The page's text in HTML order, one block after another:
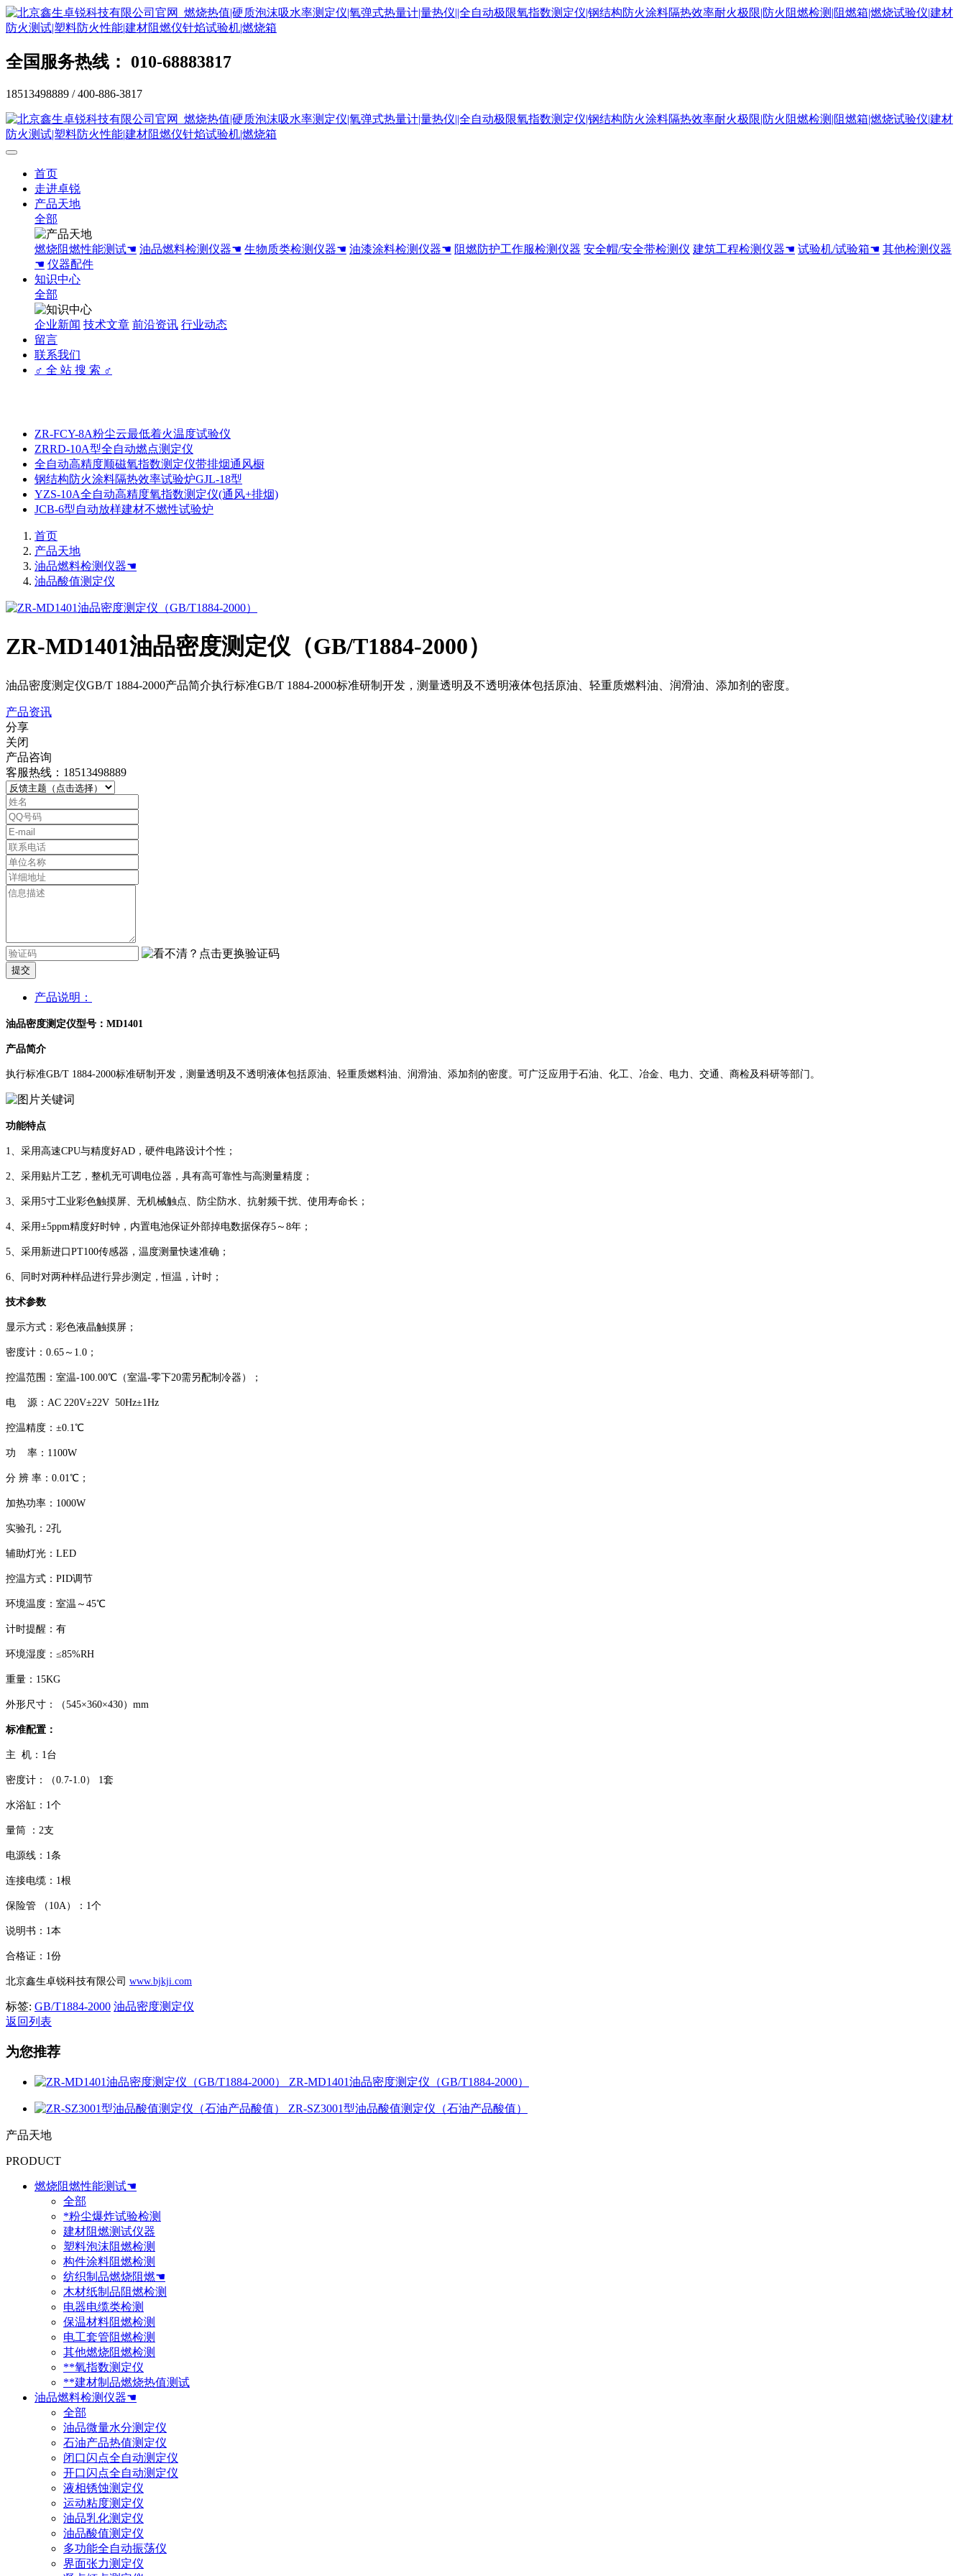
全国服务热线： 010-68883817
18513498889 / 400-886-3817
首页
走进卓锐
产品天地
全部
燃烧阻燃性能测试☚ 油品燃料检测仪器☚ 生物质类检测仪器☚ 油漆涂料检测仪器☚ 阻燃防护工作服检测仪器 安全帽/安全带检测仪 建筑工程检测仪器☚ 试验机/试验箱☚ 其他检测仪器
☚ 仪器配件
知识中心
全部
企业新闻 技术文章 前沿资讯 行业动态
留言
联系我们
♂ 全 站 搜 索 ♂
ZR-FCY-8A粉尘云最低着火温度试验仪
ZRRD-10A型全自动燃点测定仪
全自动高精度顺磁氧指数测定仪带排烟通风橱
钢结构防火涂料隔热效率试验炉GJL-18型
YZS-10A全自动高精度氧指数测定仪(通风+排烟)
JCB-6型自动放样建材不燃性试验炉
首页
产品天地
油品燃料检测仪器☚
油品酸值测定仪
ZR-MD1401油品密度测定仪（GB/T1884-2000）
油品密度测定仪GB/T 1884-2000产品简介执行标准GB/T 1884-2000标准研制开发，测量透明及不透明液体包括原油、轻重质燃料油、润滑油、添加剂的密度。
产品资讯
分享
关闭
产品咨询
客服热线：18513498889
提交
产品说明：
油品密度测定仪型号：MD1401
产品简介
执行标准GB/T 1884-2000标准研制开发，测量透明及不透明液体包括原油、轻重质燃料油、润滑油、添加剂的密度。可广泛应用于石油、化工、冶金、电力、交通、商检及科研等部门。
功能特点
1、采用高速CPU与精度好AD，硬件电路设计个性；
2、采用贴片工艺，整机无可调电位器，具有高可靠性与高测量精度；
3、采用5寸工业彩色触摸屏、无机械触点、防尘防水、抗射频干扰、使用寿命长；
4、采用±5ppm精度好时钟，内置电池保证外部掉电数据保存5～8年；
5、采用新进口PT100传感器，温度测量快速准确；
6、同时对两种样品进行异步测定，恒温，计时；
技术参数
显示方式：彩色液晶触摸屏；
密度计：0.65～1.0；
控温范围：室温-100.00℃（室温-零下20需另配制冷器）；
电 源：AC 220V±22V 50Hz±1Hz
控温精度：±0.1℃
功 率：1100W
分 辨 率：0.01℃；
加热功率：1000W
实验孔：2孔
辅助灯光：LED
控温方式：PID调节
环境温度：室温～45℃
计时提醒：有
环境湿度：≤85%RH
重量：15KG
外形尺寸：（545×360×430）mm
标准配置：
主 机：1台
密度计：（0.7-1.0） 1套
水浴缸：1个
量筒 ：2支
电源线：1条
连接电缆：1根
保险管 （10A）：1个
说明书：1本
合格证：1份
北京鑫生卓锐科技有限公司 www.bjkji.com
标签: GB/T1884-2000 油品密度测定仪
返回列表
为您推荐
ZR-MD1401油品密度测定仪（GB/T1884-2000）
ZR-SZ3001型油品酸值测定仪（石油产品酸值）
产品天地
PRODUCT
燃烧阻燃性能测试☚
全部
*粉尘爆炸试验检测
建材阻燃测试仪器
塑料泡沫阻燃检测
构件涂料阻燃检测
纺织制品燃烧阻燃☚
木材纸制品阻燃检测
电器电缆类检测
保温材料阻燃检测
电工套管阻燃检测
其他燃烧阻燃检测
**氧指数测定仪
**建材制品燃烧热值测试
油品燃料检测仪器☚
全部
油品微量水分测定仪
石油产品热值测定仪
闭口闪点全自动测定仪
开口闪点全自动测定仪
液相锈蚀测定仪
运动粘度测定仪
油品乳化测定仪
油品酸值测定仪
多功能全自动振荡仪
界面张力测定仪